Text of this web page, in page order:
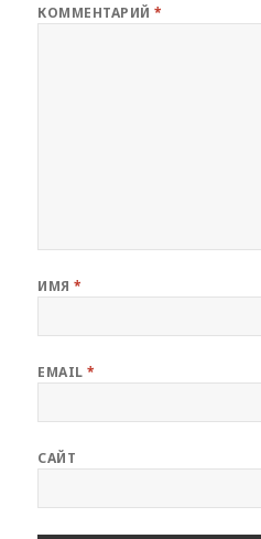
КОММЕНТАРИЙ*
ИМЯ*
EMAIL*
САЙТ